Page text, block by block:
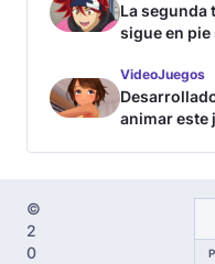
La segunda
sigue en
VideoJuegos
animar este
©
2
0